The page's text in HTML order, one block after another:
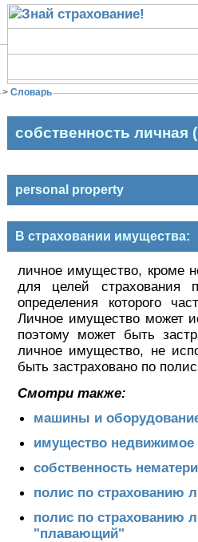
> Словарь
собственность личная
personal property
В страховании имущества:
личное имущество, кроме
для целей страхования
определения которого
Личное имущество может
поэтому может быть
личное имущество, не
быть застраховано по
Смотри также:
машины и
имущество недвижимое
собственность
полис по страхованию
полис по страхованию
"плавающий"